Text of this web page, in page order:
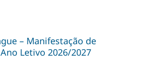
– Manifestação de
Letivo 2026/2027